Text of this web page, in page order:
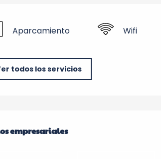
Aparcamiento Wifi
todos los servicios
de prestaciones
empresariales
empresariales